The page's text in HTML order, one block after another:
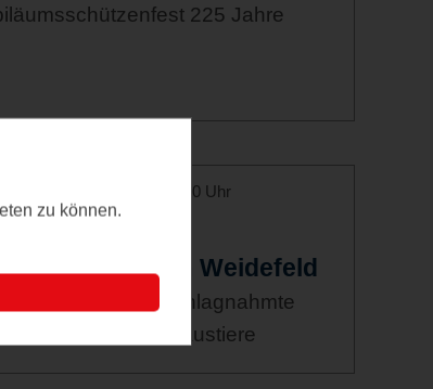
225 Jahre
09:30 Uhr - 11:00 Uhr
Weidefeld
für beschlagnahmte
in Not geratene Haustiere
zu können.